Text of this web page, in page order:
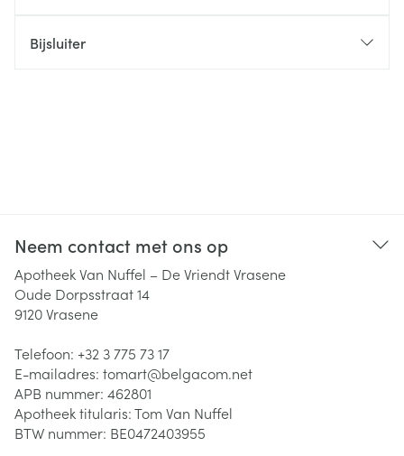
Bijsluiter
Neem contact met ons op
Apotheek Van Nuffel – De Vriendt Vrasene
Oude Dorpsstraat 14
9120Vrasene
Telefoon: +32 3 775 73 17
E-mailadres: tomart@belgacom.net
APB nummer: 462801
Apotheek titularis:Tom Van Nuffel
BTW nummer: BE0472403955